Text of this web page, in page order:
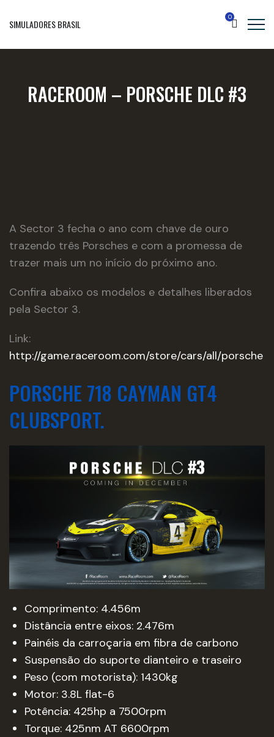
SIMULADORES BRASIL
0
RACEROOM – PORSCHE DLC #3
A Sector 3 fecha o ano com chave de ouro
trazendo três Porsches e com a promessa de
trazer mais um no início do próximo ano.
Confira abaixo os modelos e detalhes liberados
pela Sector 3.
Link:
http://game.raceroom.com/store/cars/all/porsche
PORSCHE 718 CAYMAN GT4
CLUBSPORT.
Comprimento: 4.456m
Distância entre eixos: 2.476m
Painéis da carroçaria em fibra de carbono
Suspensão do suporte dianteiro e traseiro
Peso (com motorista): 1430kg
Motor: 3.8L flat-6
Potência: 425hp a 7500rpm
Torque: 425nm AT 6600rpm